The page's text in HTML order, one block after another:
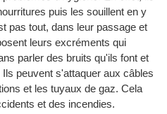
puis les souillent en y
pas tout, dans leur passage et
leurs excréments qui
parler des bruits qu'ils font et
peuvent s'attaquer aux câbles
et les tuyaux de gaz. Cela
et des incendies.